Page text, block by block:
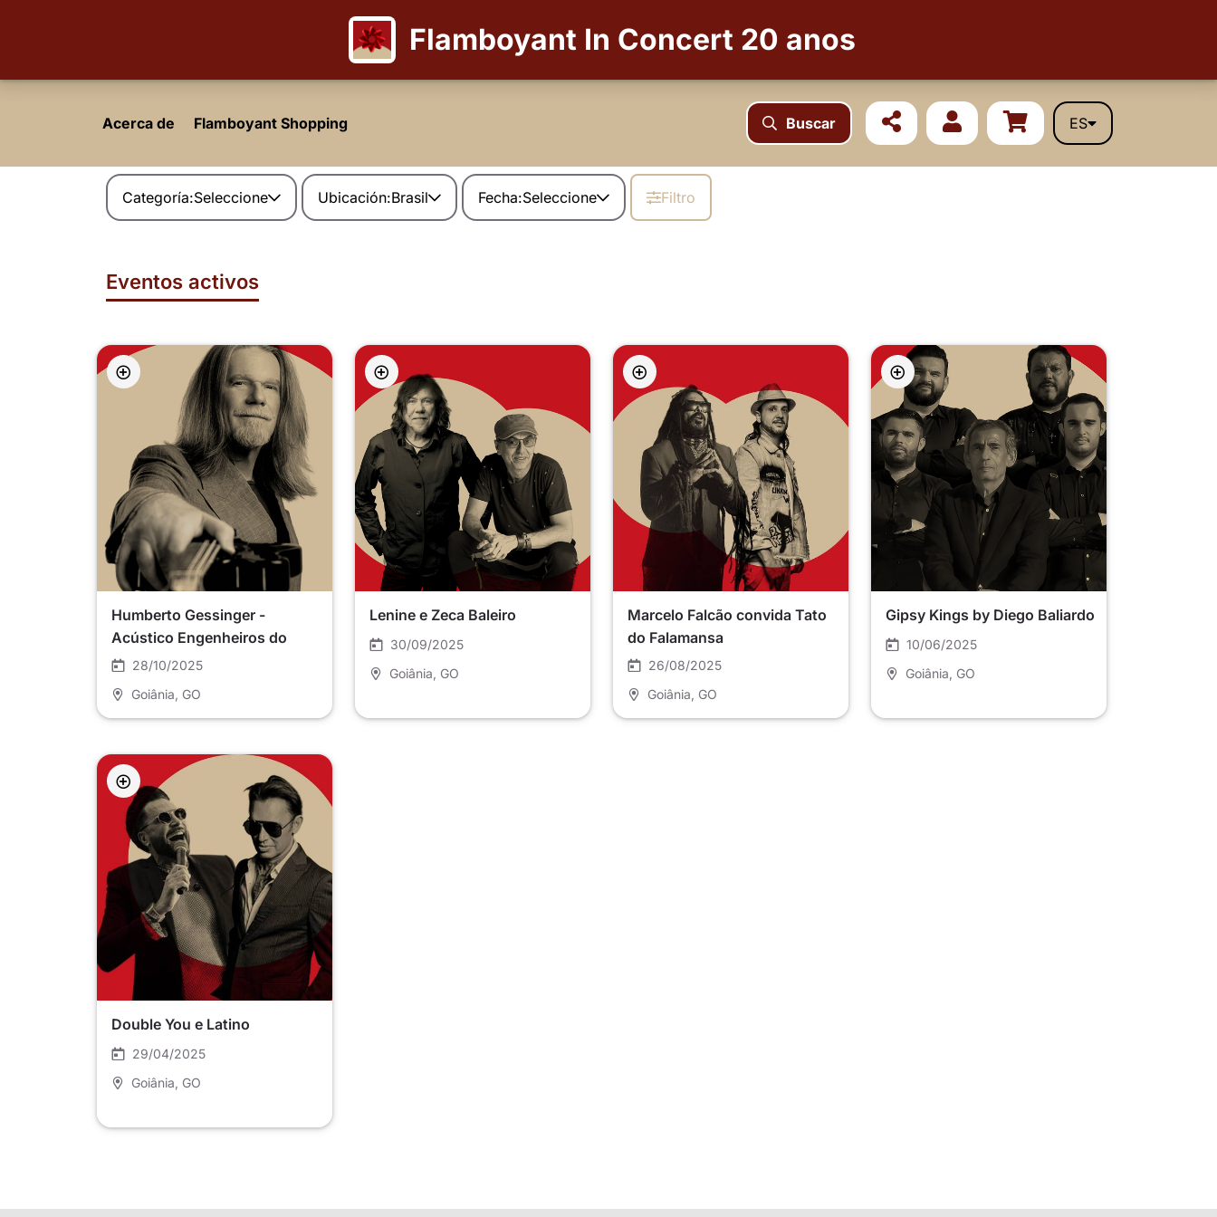
Flamboyant In Concert 20 anos
Acerca de Flamboyant Shopping Buscar ES
Categoría:Seleccione Ubicación:Brasil Fecha:Seleccione Filtro
Eventos activos
Humberto Gessinger -
Acústico Engenheiros do
Hawaii28/10/2025
Goiânia , GO
Lenine e Zeca Baleiro
30/09/2025
Goiânia , GO
Marcelo Falcão convida Tato
do Falamansa
26/08/2025
Goiânia , GO
Gipsy Kings by Diego Baliardo
10/06/2025
Goiânia , GO
Double You e Latino
29/04/2025
Goiânia , GO